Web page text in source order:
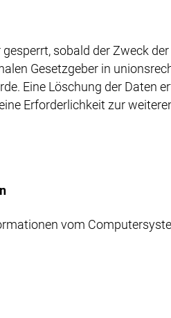
sobald der Zweck
Gesetzgeber in
Eine Löschung der Daten
Erforderlichkeit zur
vom